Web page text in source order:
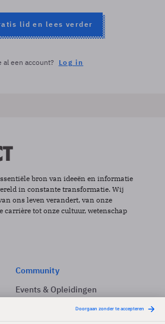
lid en lees verder
al een account? Log in
bron van ideeën en informatie
in constante transformatie. Wij
ons leven verandert, van onze
carrière tot onze cultuur, wetenschap
Community
Events & Opleidingen